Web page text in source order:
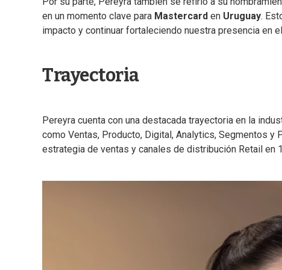
en un momento clave para Mastercard en Uruguay.
impacto y continuar fortaleciendo nuestra presencia en
Trayectoria
Pereyra cuenta con una destacada trayectoria en la
como Ventas, Producto, Digital, Analytics, Segmentos y
estrategia de ventas y canales de distribución Retail en